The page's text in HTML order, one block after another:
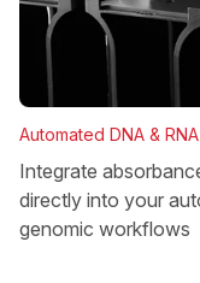
Automated DNA &
Integrate
directly into your
genomic workflows